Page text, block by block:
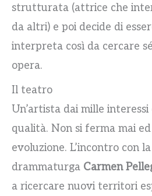
strutturata (attrice che
da altri) e poi decide di
interpreta così da cercare
opera.
Il teatro
Un’artista dai mille
qualità. Non si ferma mai
evoluzione. L’incontro con
drammaturga Carmen
a ricercare nuovi territori